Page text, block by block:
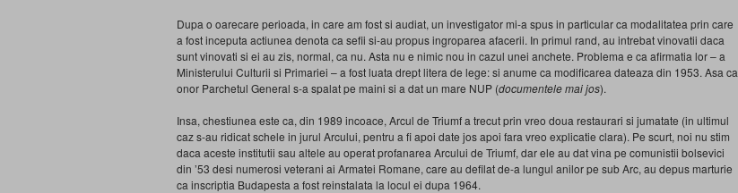
Dupa o oarecare perioada, in care am fost si audiat, un investigator mi-a spus in particular ca modalitatea prin care
a fost inceputa actiunea denota ca sefii si-au propus ingroparea afacerii. In primul rand, au intrebat vinovatii daca
sunt vinovati si ei au zis, normal, ca nu. Asta nu e nimic nou in cazul unei anchete. Problema e ca afirmatia lor – a
Ministerului Culturii si Primariei – a fost luata drept litera de lege: si anume ca modificarea dateaza din 1953. Asa ca
onor Parchetul General s-a spalat pe maini si a dat un mare NUP (documentele mai jos).
Insa, chestiunea este ca, din 1989 incoace, Arcul de Triumf a trecut prin vreo doua restaurari si jumatate (in ultimul
caz s-au ridicat schele in jurul Arcului, pentru a fi apoi date jos apoi fara vreo explicatie clara). Pe scurt, noi nu stim
daca aceste institutii sau altele au operat profanarea Arcului de Triumf, dar ele au dat vina pe comunistii bolsevici
din ’53 desi numerosi veterani ai Armatei Romane, care au defilat de-a lungul anilor pe sub Arc, au depus marturie
ca inscriptia Budapesta a fost reinstalata la locul ei dupa 1964.